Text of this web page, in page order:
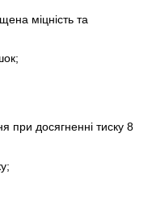
міцність та
при досягненні тиску 8